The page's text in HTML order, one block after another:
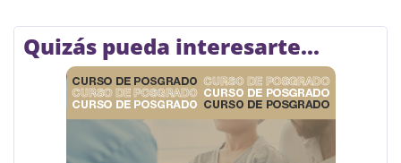
Quizás pueda interesarte...